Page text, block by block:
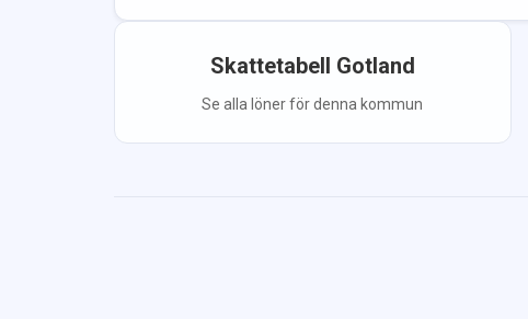
Skattetabell Gotland
Se alla löner för denna kommun